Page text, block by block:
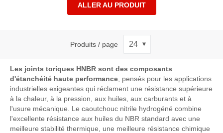
ALLER AU PRODUIT
Produits / page
Les joints toriques HNBR sont des composants
d'étanchéité haute performance , pensés pour les applications
industrielles exigeantes qui réclament une résistance supérieure
à la chaleur, à la pression, aux huiles, aux carburants et à
l'usure mécanique. Le caoutchouc nitrile hydrogéné combine
l'excellente résistance aux huiles du NBR standard avec une
meilleure stabilité thermique, une meilleure résistance chimique